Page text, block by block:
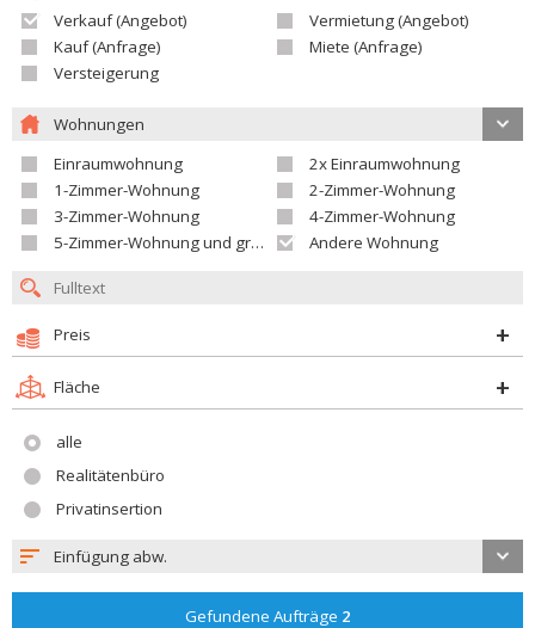
Verkauf (Angebot)
Vermietung (Angebot)
Kauf (Anfrage)
Miete (Anfrage)
Versteigerung
Wohnungen
Einraumwohnung
2x Einraumwohnung
1-Zimmer-Wohnung
2-Zimmer-Wohnung
3-Zimmer-Wohnung
4-Zimmer-Wohnung
5-Zimmer-Wohnung und größer
Andere Wohnung
Preis
Fläche
alle
Realitätenbüro
Privatinsertion
Einfügung abw.
Gefundene Aufträge 2